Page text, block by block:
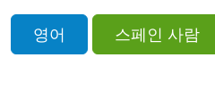
영어 스페인 사람